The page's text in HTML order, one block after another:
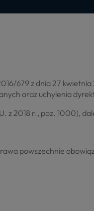
679 z dnia 27
oraz uchylenia
z 2018 r., poz. 1000),
powszechnie